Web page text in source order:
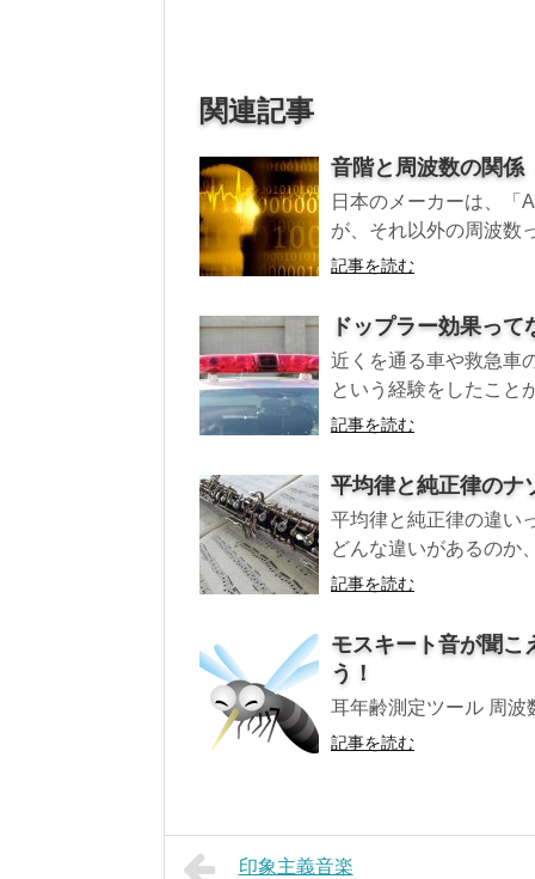
関連記事
音階と周波数の関係
日本のメーカーは、「
が、それ以外の周波数
記事を読む
ドップラー効果っ
近くを通る車や救急車
という経験をしたこと
記事を読む
平均律と純正律の
平均律と純正律の違い
どんな違いがあるのか
記事を読む
モスキート音が聞
う！
耳年齢測定ツール 周波
記事を読む
印象主義音楽